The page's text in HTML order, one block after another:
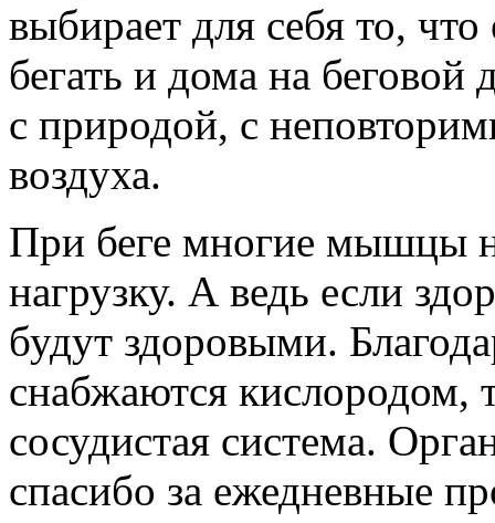
выбирает для себя то,
бегать и дома на
с природой, с
воздуха.
При беге многие мышцы
нагрузку. А ведь если
будут здоровыми.
снабжаются кислородом,
сосудистая система.
спасибо за ежедневные